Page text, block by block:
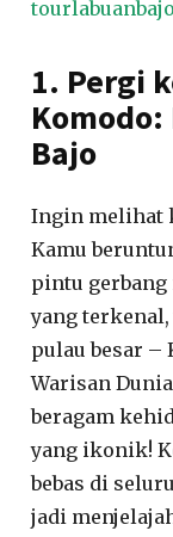
1. Pergi
Bajo
Ingin melihat
Kamu
pintu gerbang
yang
pulau besar –
Warisan
beragam
yang ikonik!
bebas di
jadi